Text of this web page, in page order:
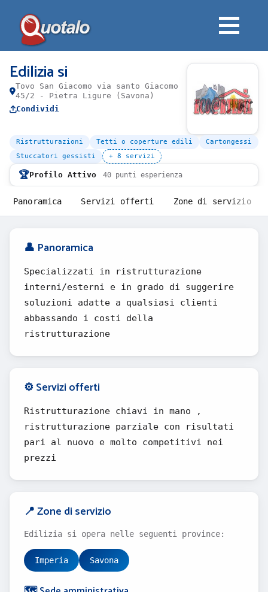
Edilizia si
Tovo San Giacomo via santo Giacomo
45/2 - Pietra Ligure (Savona)
Condividi
Ristrutturazioni Tetti o coperture edili
Cartongessi
Stuccatori gessisti
+ 8 servizi
🏆Profilo Attivo 40 punti esperienza
Panoramica Servizi offerti Zone di servizio
👤 Panoramica
Specializzati in ristrutturazione
interni/esterni e in grado di suggerire
soluzioni adatte a qualsiasi clienti
abbassando i costi della
ristrutturazione
⚙️ Servizi offerti
Ristrutturazione chiavi in mano ,
ristrutturazione parziale con risultati
pari al nuovo e molto competitivi nei
prezzi
📍 Zone di servizio
Edilizia si opera nelle seguenti province:
Imperia Savona